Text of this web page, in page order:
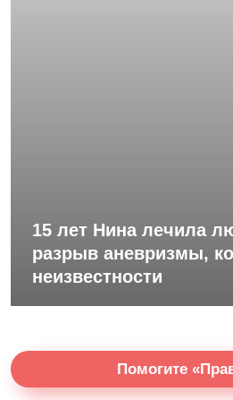
15 лет Нина лечила
разрыв аневризмы,
неизвестности
Помогите